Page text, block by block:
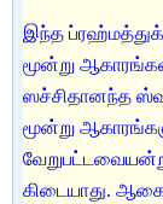
இந்த
மூன்று
ஸச்சிதானந்த
மூன்று
கிடையாது.